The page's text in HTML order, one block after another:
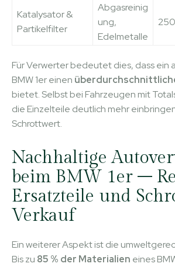
Katalysator &
Partikelfilter
Abgasreinig
ung,
Edelmetalle
Für Verwerter bedeutet dies, dass ein
BMW 1er einen
bietet. Selbst bei Fahrzeugen mit
die Einzelteile deutlich mehr
Schrottwert.
Nachhaltige
beim BMW 1er –
Ersatzteile und
Verkauf
Ein weiterer Aspekt ist die
Bis zu 85 % der Materialien eines